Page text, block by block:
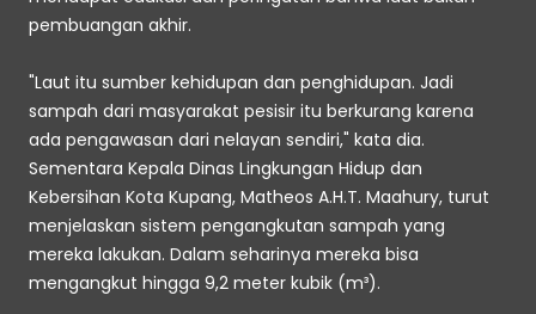
pembuangan akhir.
"Laut itu sumber kehidupan dan penghidupan. Jadi
sampah dari masyarakat pesisir itu berkurang karena
ada pengawasan dari nelayan sendiri," kata dia.
Sementara Kepala Dinas Lingkungan Hidup dan
Kebersihan Kota Kupang, Matheos A.H.T. Maahury, turut
menjelaskan sistem pengangkutan sampah yang
mereka lakukan. Dalam seharinya mereka bisa
mengangkut hingga 9,2 meter kubik (m³).